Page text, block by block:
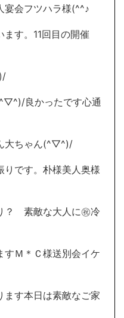
宴会フツハラ様(^^♪
す。11回目の開催
良かったです心通
大ちゃん(^▽^)/
りです。朴様美人奥様
？ 素敵な大人に㊗冷
すＭ＊Ｃ様送別会イケ
ます本日は素敵なご家